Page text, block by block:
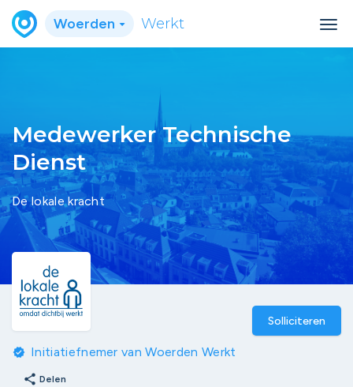
Woerden Werkt
Medewerker Technische
Dienst
De lokale kracht
Solliciteren
verified Initiatiefnemer van Woerden Werkt
share Delen